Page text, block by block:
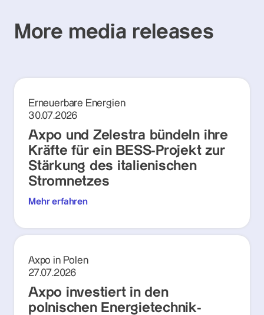
More media releases
Erneuerbare Energien
30.07.2026
Axpo und Zelestra bündeln ihre
Kräfte für ein BESS-Projekt zur
Stärkung des italienischen
Stromnetzes
Mehr erfahren
Axpo in Polen
27.07.2026
Axpo investiert in den
polnischen Energietechnik-